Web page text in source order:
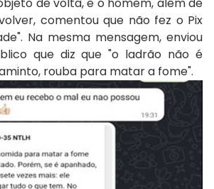
de volta, e o homem, além de
comentou que não fez o Pix
Na mesma mensagem, enviou
que diz que "o ladrão não é
rouba para matar a fome".